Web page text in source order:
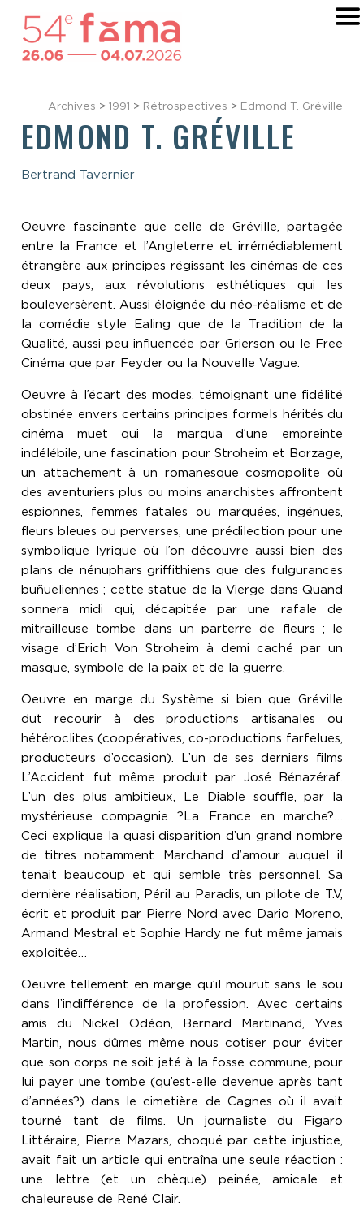
Archives > 1991 > Rétrospectives > Edmond T. Gréville
EDMOND T. GRÉVILLE
Bertrand Tavernier
Oeuvre fascinante que celle de Gréville, partagée
entre la France et l’Angleterre et irrémédiablement
étrangère aux principes régissant les cinémas de ces
deux pays, aux révolutions esthétiques qui les
bouleversèrent. Aussi éloignée du néo-réalisme et de
la comédie style Ealing que de la Tradition de la
Qualité, aussi peu influencée par Grierson ou le Free
Cinéma que par Feyder ou la Nouvelle Vague.
Oeuvre à l’écart des modes, témoignant une fidélité
obstinée envers certains principes formels hérités du
cinéma muet qui la marqua d’une empreinte
indélébile, une fascination pour Stroheim et Borzage,
un attachement à un romanesque cosmopolite où
des aventuriers plus ou moins anarchistes affrontent
espionnes, femmes fatales ou marquées, ingénues,
fleurs bleues ou perverses, une prédilection pour une
symbolique lyrique où l’on découvre aussi bien des
plans de nénuphars griffithiens que des fulgurances
buñueliennes ; cette statue de la Vierge dans Quand
sonnera midi qui, décapitée par une rafale de
mitrailleuse tombe dans un parterre de fleurs ; le
visage d’Erich Von Stroheim à demi caché par un
masque, symbole de la paix et de la guerre.
Oeuvre en marge du Système si bien que Gréville
dut recourir à des productions artisanales ou
hétéroclites (coopératives, co-productions farfelues,
producteurs d’occasion). L’un de ses derniers films
L’Accident fut même produit par José Bénazéraf.
L’un des plus ambitieux, Le Diable souffle, par la
mystérieuse compagnie ?La France en marche?…
Ceci explique la quasi disparition d’un grand nombre
de titres notamment Marchand d’amour auquel il
tenait beaucoup et qui semble très personnel. Sa
dernière réalisation, Péril au Paradis, un pilote de T.V,
écrit et produit par Pierre Nord avec Dario Moreno,
Armand Mestral et Sophie Hardy ne fut même jamais
exploitée…
Oeuvre tellement en marge qu’il mourut sans le sou
dans l’indifférence de la profession. Avec certains
amis du Nickel Odéon, Bernard Martinand, Yves
Martin, nous dûmes même nous cotiser pour éviter
que son corps ne soit jeté à la fosse commune, pour
lui payer une tombe (qu’est-elle devenue après tant
d’années?) dans le cimetière de Cagnes où il avait
tourné tant de films. Un journaliste du Figaro
Littéraire, Pierre Mazars, choqué par cette injustice,
avait fait un article qui entraîna une seule réaction :
une lettre (et un chèque) peinée, amicale et
chaleureuse de René Clair.